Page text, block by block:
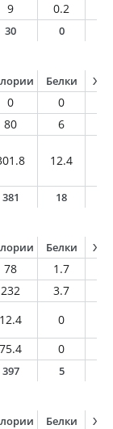
9 0.2
30 0
Белки
0 0
80 6
12.4
381 18
Белки
78 1.7
232 3.7
12.4 0
75.4 0
397 5
Белки